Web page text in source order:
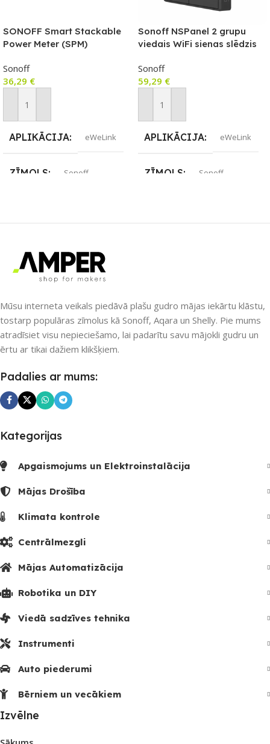
SONOFF Smart Stackable
Power Meter (SPM)
Sonoff
36,29 €
Pievienot Grozam
APLIKĀCIJA eWeLink
ZĪMOLS Sonoff
UZREIZ PIEEJAMAIS
1
Sonoff NSPanel 2 grupu
viedais WiFi sienas slēdzis
viedās ainas slēdža funkciju
Sonoff
59,29 €
Pievienot Grozam
APLIKĀCIJA eWeLink
ZĪMOLS Sonoff
UZREIZ PIEEJAMAIS
SKAITS
Mūsu interneta veikals piedāvā plašu gudro mājas iekārtu klāstu,
tostarp populāras zīmolus kā Sonoff, Aqara un Shelly. Pie mums
atradīsiet visu nepieciešamo, lai padarītu savu mājokli gudru un
ērtu ar tikai dažiem klikšķiem.
Padalies ar mums:
Kategorijas
Apgaismojums un Elektroinstalācija
Mājas Drošība
Klimata kontrole
Centrālmezgli
Mājas Automatizācija
Robotika un DIY
Viedā sadzīves tehnika
Instrumenti
Auto piederumi
Bērniem un vecākiem
Izvēlne